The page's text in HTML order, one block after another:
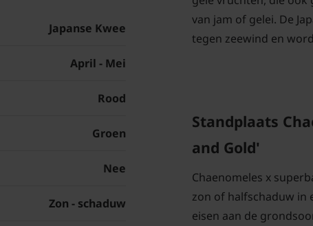
Japanse Kwee
April - Mei
Rood
Groen
Nee
Zon - schaduw
van jam of gelei. De
tegen zeewind en
Standplaats
and Gold'
Chaenomeles x
zon of halfschaduw in
eisen aan de